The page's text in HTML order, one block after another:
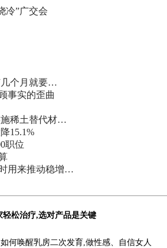
冷”广交会
几个月就要…
事实的歪曲
施稀土替代材…
15.1%
职位
用来推动稳增…
轻松治疗,选对产品是关键
何唤醒乳房二次发育,做性感、自信女人